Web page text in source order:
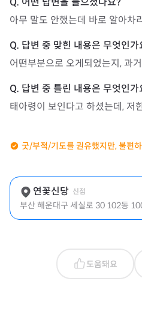
아무 말도 안했는데 바로 알아차
어떤부분으로 오게되었는지, 과
태아령이 보인다고 하셨는데, 저
굿/부적/기도를 권유했지만, 불편
연꽃신당 신점
부산 해운대구 세실로 30 102동
도움돼요